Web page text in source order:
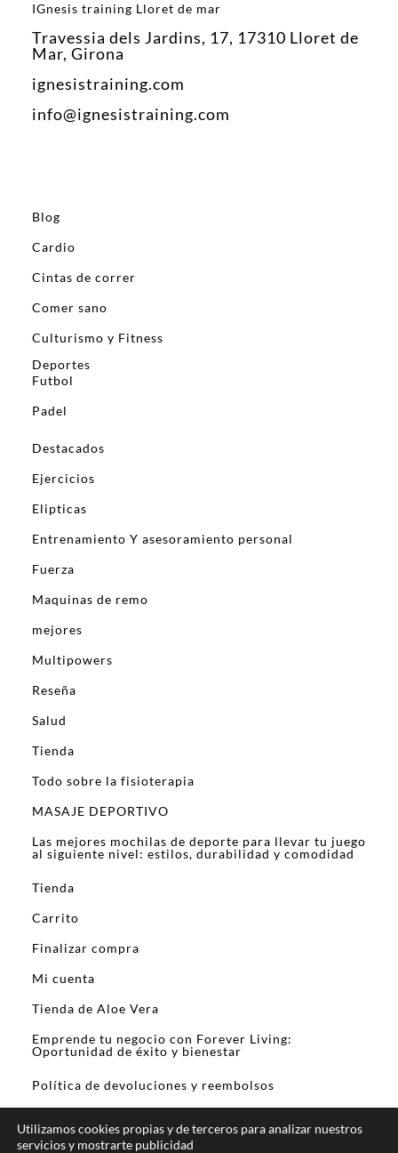
IGnesis training Lloret de mar
Travessia dels Jardins, 17, 17310 Lloret de
Mar, Girona
ignesistraining.com
info@ignesistraining.com
Blog
Cardio
Cintas de correr
Comer sano
Culturismo y Fitness
Deportes
Futbol
Padel
Destacados
Ejercicios
Elipticas
Entrenamiento Y asesoramiento personal
Fuerza
Maquinas de remo
mejores
Multipowers
Reseña
Salud
Tienda
Todo sobre la fisioterapia
MASAJE DEPORTIVO
Las mejores mochilas de deporte para llevar tu juego
al siguiente nivel: estilos, durabilidad y comodidad
Tienda
Carrito
Finalizar compra
Mi cuenta
Tienda de Aloe Vera
Emprende tu negocio con Forever Living:
Oportunidad de éxito y bienestar
Política de devoluciones y reembolsos
Utilizamos cookies propias y de terceros para analizar nuestros
servicios y mostrarte publicidad